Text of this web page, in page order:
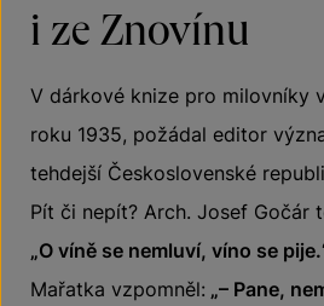
i ze Znovínu
V dárkové knize pro milovníky
roku 1935, požádal editor
tehdejší Československé
Pít či nepít? Arch. Josef Gočár
„O víně se nemluví, víno se
Mařatka vzpomněl: „– Pane,